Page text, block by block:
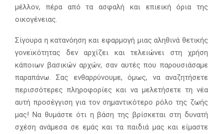
μέλλον, πέρα από τα ασφαλή και επιεική όρια της
οικογένειας.
Σίγουρα η κατανόηση και εφαρμογή μιας αληθινά θετικής
γονεϊκότητας δεν αρχίζει και τελειώνει στη χρήση
κάποιων βασικών αρχών, σαν αυτές που παρουσιάσαμε
παραπάνω. Σας ενθαρρύνουμε, όμως, να αναζητήσετε
περισσότερες πληροφορίες και να μελετήσετε τη νέα
αυτή προσέγγιση για τον σημαντικότερο ρόλο της ζωής
μας! Να θυμάστε ότι η βάση της βρίσκεται στη δυνατή
σχέση ανάμεσα σε εμάς και τα παιδιά μας και είμαστε